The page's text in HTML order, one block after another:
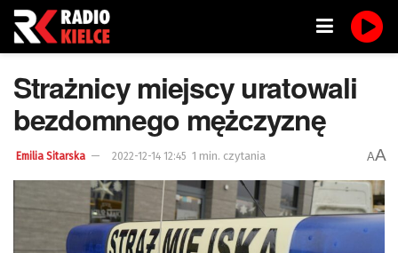
Strażnicy miejscy uratowali
bezdomnego mężczyznę
Emilia Sitarska 2022-12-14 12:45 1 min. czytania AA